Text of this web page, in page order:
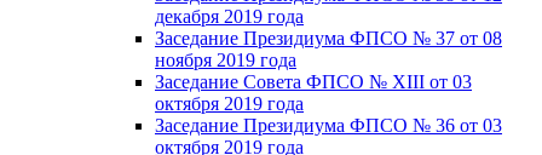
декабря 2019 года
Заседание Президиума ФПСО № 37 от 08
ноября 2019 года
Заседание Совета ФПСО № XIII от 03
октября 2019 года
Заседание Президиума ФПСО № 36 от 03
октября 2019 года